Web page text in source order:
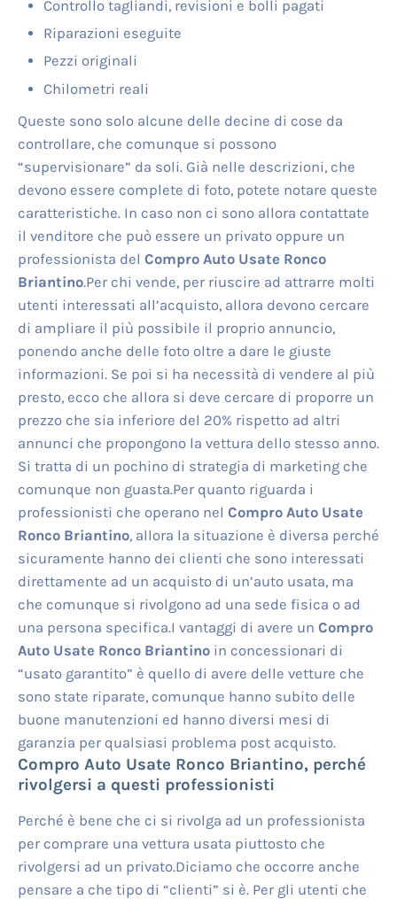
Controllo tagliandi, revisioni e bolli pagati
Riparazioni eseguite
Pezzi originali
Chilometri reali
Queste sono solo alcune delle decine di cose da
controllare, che comunque si possono
“supervisionare” da soli. Già nelle descrizioni, che
devono essere complete di foto, potete notare queste
caratteristiche. In caso non ci sono allora contattate
il venditore che può essere un privato oppure un
professionista del Compro Auto Usate Ronco
Briantino.Per chi vende, per riuscire ad attrarre molti
utenti interessati all’acquisto, allora devono cercare
di ampliare il più possibile il proprio annuncio,
ponendo anche delle foto oltre a dare le giuste
informazioni. Se poi si ha necessità di vendere al più
presto, ecco che allora si deve cercare di proporre un
prezzo che sia inferiore del 20% rispetto ad altri
annunci che propongono la vettura dello stesso anno.
Si tratta di un pochino di strategia di marketing che
comunque non guasta.Per quanto riguarda i
professionisti che operano nel Compro Auto Usate
Ronco Briantino, allora la situazione è diversa perché
sicuramente hanno dei clienti che sono interessati
direttamente ad un acquisto di un’auto usata, ma
che comunque si rivolgono ad una sede fisica o ad
una persona specifica.I vantaggi di avere un Compro
Auto Usate Ronco Briantinoin concessionari di
“usato garantito” è quello di avere delle vetture che
sono state riparate, comunque hanno subito delle
buone manutenzioni ed hanno diversi mesi di
garanzia per qualsiasi problema post acquisto.
Compro Auto Usate Ronco Briantino, perché
rivolgersi a questi professionisti
Perché è bene che ci si rivolga ad un professionista
per comprare una vettura usata piuttosto che
rivolgersi ad un privato.Diciamo che occorre anche
pensare a che tipo di “clienti” si è. Per gli utenti che